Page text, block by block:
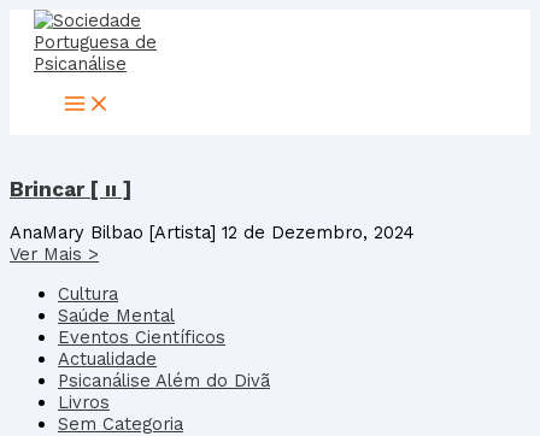
Skip
content
Brincar [ ıı ]
AnaMary Bilbao [Artista] 12 de Dezembro, 2024
Ver Mais >
Cultura
Saúde Mental
Eventos Científicos
Actualidade
Psicanálise Além do Divã
Livros
Sem Categoria